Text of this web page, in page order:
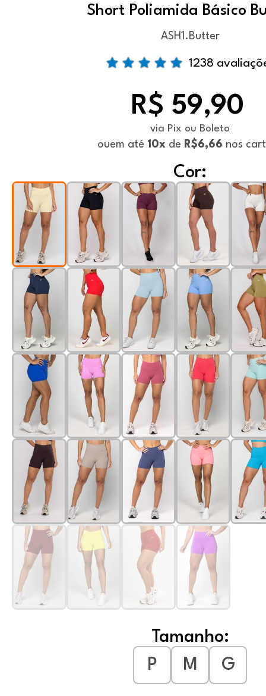
Short Poliamida Básico
ASH1.Butter
1238
R$ 59,90
via Pix ou Boleto
ouem até 10xde R$6,66 nos
Cor:
Tamanho:
P
M G